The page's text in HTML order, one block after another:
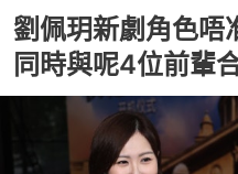
劉佩玥新劇角色
同時與呢4位前輩